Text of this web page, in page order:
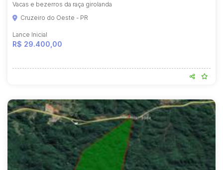
Vacas e bezerros da raça girolanda
Cruzeiro do Oeste - PR
Lance Inicial
R$ 29.400,00